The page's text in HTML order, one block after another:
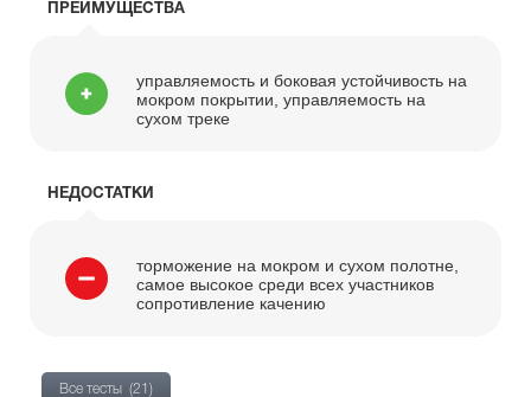
ПРЕИМУЩЕСТВА
управляемость и боковая устойчивость на
мокром покрытии, управляемость на
сухом треке
НЕДОСТАТКИ
торможение на мокром и сухом полотне,
самое высокое среди всех участников
сопротивление качению
Все тесты (21)